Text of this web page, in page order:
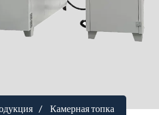
Камерная топка